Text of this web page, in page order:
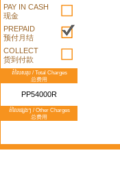
PAY IN CASH
现金
PREPAID
预付月结
COLLECT
货到付款
តំលៃសរុប / Total Charges
总费用
PP54000R
តំលៃផ្សេងៗ / Other Charges
总费用